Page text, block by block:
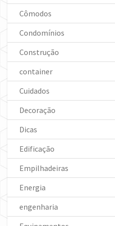
Cômodos
Condomínios
Construção
container
Cuidados
Decoração
Dicas
Edificação
Empilhadeiras
Energia
engenharia